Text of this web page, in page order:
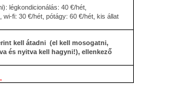
légkondicionálás: 40 €/hét,
fi: 30 €/hét, pótágy: 60 €/hét, kis állat
kell átadni (el kell mosogatni,
és nyitva kell hagyni!), ellenkező